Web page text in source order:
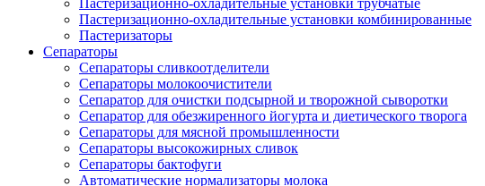
Пастеризационно-охладительные установки комбинированные
Пастеризаторы
Сепараторы
Сепараторы сливкоотделители
Сепараторы молокоочистители
Сепаратор для очистки подсырной и творожной сыворотки
Сепаратор для обезжиренного йогурта и диетического творога
Сепараторы для мясной промышленности
Сепараторы высокожирных сливок
Сепараторы бактофуги
Автоматические нормализаторы молока